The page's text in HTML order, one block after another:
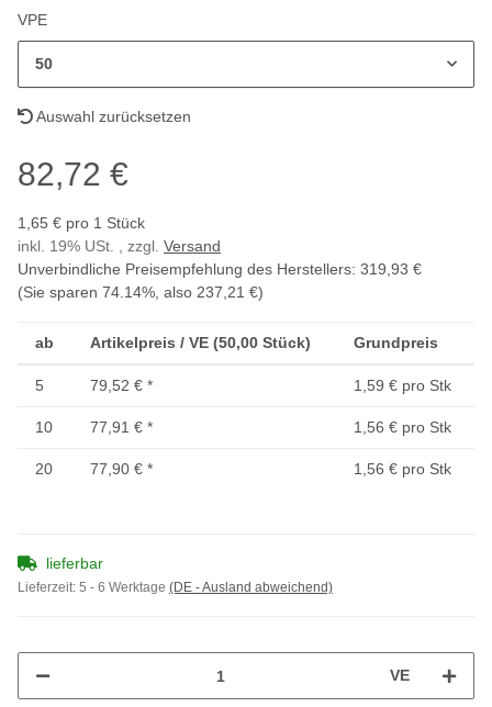
VPE
50
Auswahl zurücksetzen
82,72 €
1,65 € pro 1 Stück
inkl. 19% USt. , zzgl. Versand
Unverbindliche Preisempfehlung des Herstellers: 319,93 €
(Sie sparen 74.14% , also 237,21 €)
ab Artikelpreis / VE (50,00 Stück) Grundpreis
5 79,52 € * 1,59 € pro Stk
10 77,91 € * 1,56 € pro Stk
20 77,90 € * 1,56 € pro Stk
lieferbar
Lieferzeit: 5 - 6 Werktage (DE - Ausland abweichend)
VE